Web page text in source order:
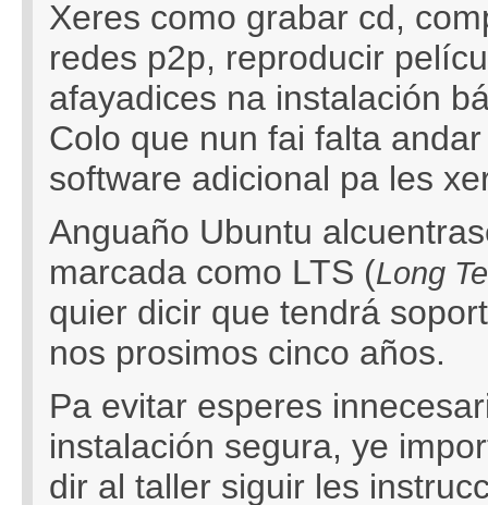
Xeres como grabar cd,
redes p2p, reproducir
afayadices na instalación
Colo que nun fai falta
software adicional pa les
Anguaño Ubuntu
marcada como LTS (Long
quier dicir que tendrá
nos prosimos cinco años.
Pa evitar esperes
instalación segura, ye
dir al taller siguir les